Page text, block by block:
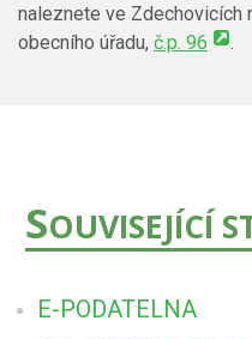
naleznete ve Zdechovicích
obecního úřadu, č.p. 96 .
SOUVISEJÍCÍ
E-PODATELNA